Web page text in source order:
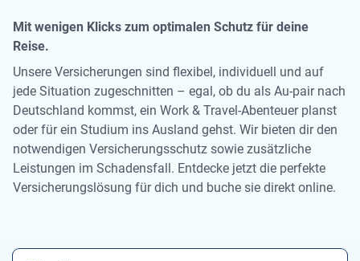
Mit wenigen Klicks zum optimalen Schutz für deine
Reise.
Unsere Versicherungen sind flexibel, individuell und auf
jede Situation zugeschnitten – egal, ob du als Au-pair nach
Deutschland kommst, ein Work & Travel-Abenteuer planst
oder für ein Studium ins Ausland gehst. Wir bieten dir den
notwendigen Versicherungsschutz sowie zusätzliche
Leistungen im Schadensfall. Entdecke jetzt die perfekte
Versicherungslösung für dich und buche sie direkt online.